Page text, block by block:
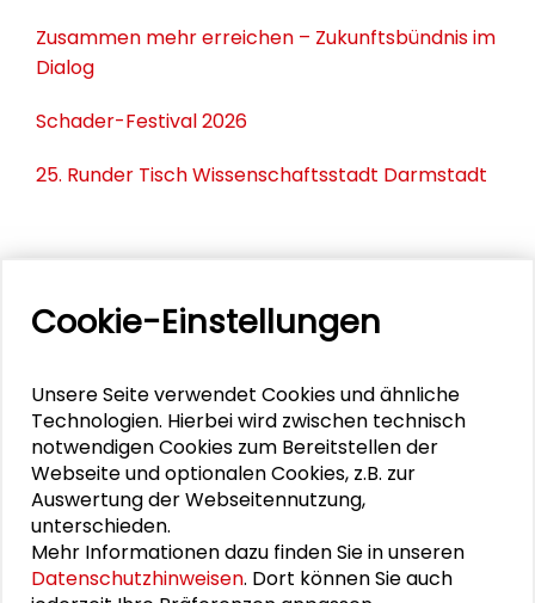
Zusammen mehr erreichen – Zukunftsbündnis im
Dialog
Schader-Festival 2026
25. Runder Tisch Wissenschaftsstadt Darmstadt
Lars Hennemann
Christian Stegbauer
Angelina Göb
Luise Spieker
Cookie-Einstellungen
Unsere Seite verwendet Cookies und ähnliche
Technologien. Hierbei wird zwischen technisch
notwendigen Cookies zum Bereitstellen der
Webseite und optionalen Cookies, z.B. zur
Auswertung der Webseitennutzung,
unterschieden.
Mehr Informationen dazu finden Sie in unseren
Datenschutzhinweisen. Dort können Sie auch